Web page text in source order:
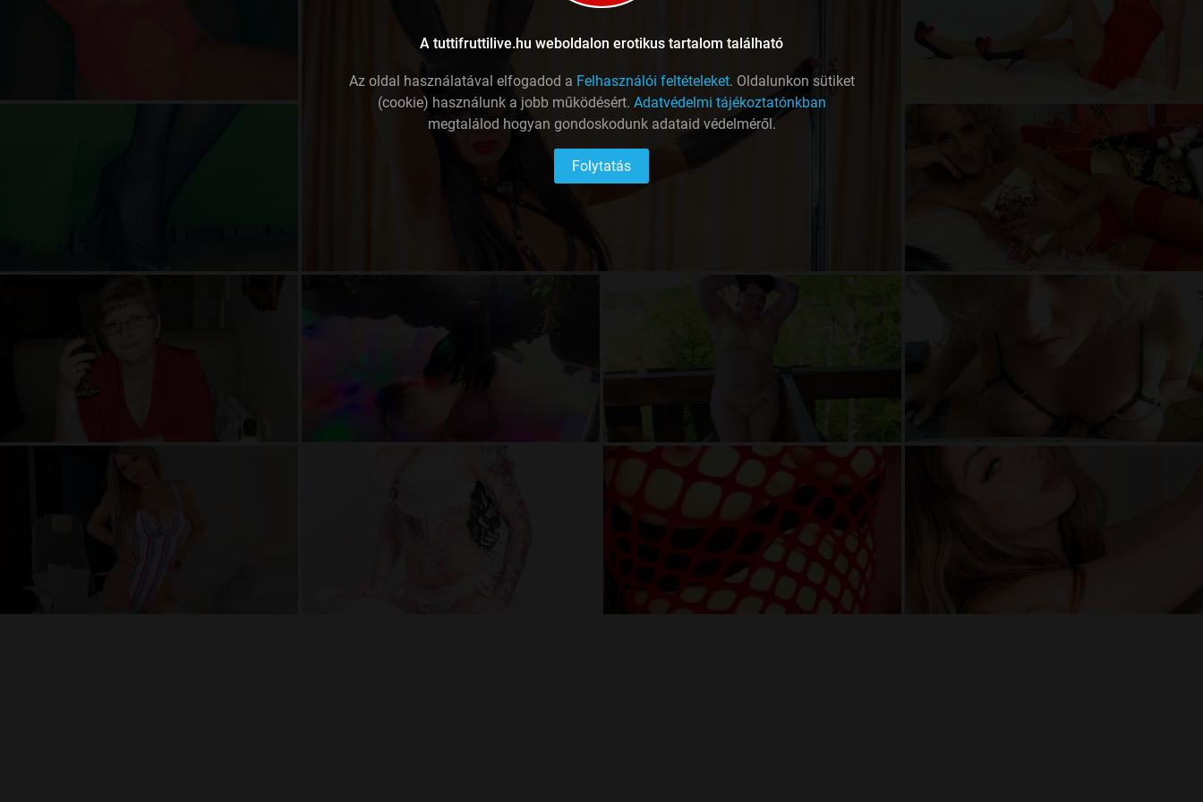
A tuttifruttilive.hu weboldalon erotikus tartalom található
Az oldal használatával elfogadod a Felhasználói feltételeket. Oldalunkon sütiket
(cookie) használunk a jobb működésért. Adatvédelmi tájékoztatónkban
megtalálod hogyan gondoskodunk adataid védelméről.
Folytatás